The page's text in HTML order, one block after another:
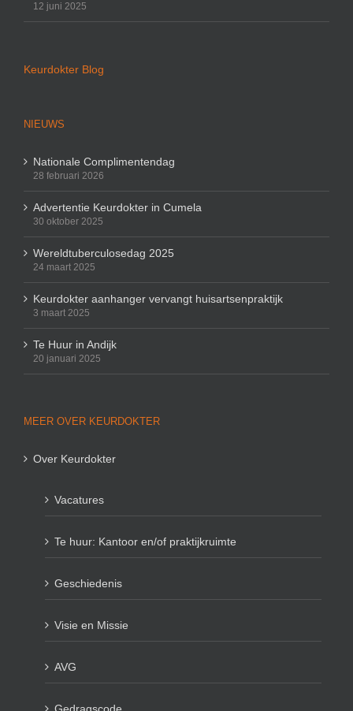
12 juni 2025
Keurdokter Blog
NIEUWS
Nationale Complimentendag
28 februari 2026
Advertentie Keurdokter in Cumela
30 oktober 2025
Wereldtuberculosedag 2025
24 maart 2025
Keurdokter aanhanger vervangt huisartsenpraktijk
3 maart 2025
Te Huur in Andijk
20 januari 2025
MEER OVER KEURDOKTER
Over Keurdokter
Vacatures
Te huur: Kantoor en/of praktijkruimte
Geschiedenis
Visie en Missie
AVG